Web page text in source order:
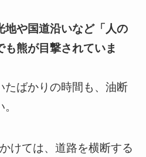
地や国道沿いなど「人の
熊が目撃されていま
たばかりの時間も、油断
けては、道路を横断する